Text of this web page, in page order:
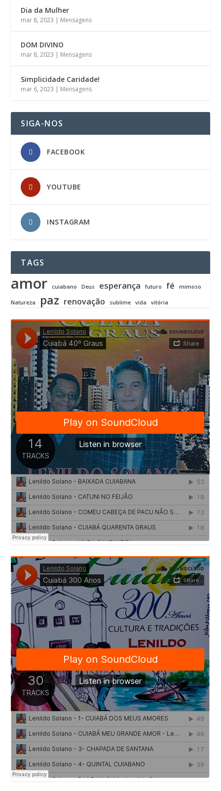
Dia da Mulher
mar 8, 2023 | Mensagens
DOM DIVINO
mar 8, 2023 | Mensagens
Simplicidade Caridade!
mar 6, 2023 | Mensagens
SIGA-NOS
FACEBOOK
YOUTUBE
INSTAGRAM
TAGS
amor cuiabano Deus esperança futuro fé mimoso
Natureza paz renovação sublime vida vitória